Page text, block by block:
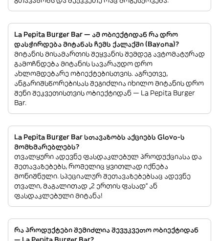
La Pepita Burger Bar — ამ ობიექტიდან რა დრო
დასჭირდება მიტანას ჩემს ქალაქში (Bayona)?
მიტანის მისამართის შეყვანის შემდეგ ავტომატურად
გამოჩნდება მიტანის სავარაუდო დრო
ახლომდებარე ობიექტებისთვის. აგრეთვე,
ანგარიშსწორებისას შეგიძლია იხილო მიტანის დრო
შენი შეკვეთისთვის ობიექტიდან — La Pepita Burger
Bar.
La Pepita Burger Bar სთავაზობს აქციებს Glovo-ს
მომხმარებლებს?
თვალყური ადევნე ფასდაკლებულ პროდუქციასა და
შეთავაზებებს, რომელიც ყვითლად იქნება
მონიშნული. სპეციალურ შეთავაზებებსაც ადევნე
თვალი, მაგალითად „2 ერთის ფასად“ ან
ფასდაკლებული მიტანა!
რა პროდუქტები შემიძლია შევუკვეთო ობიექტიდან